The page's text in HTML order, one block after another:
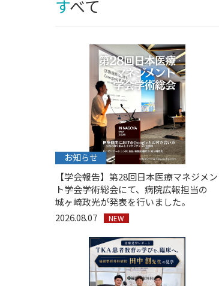
すべて
お知らせ
【学会報告】第28回日本医療マネジメン
ト学会学術総会にて、病院広報担当の
城ヶ崎政光が発表を行いました。
2026.08.07
NEW